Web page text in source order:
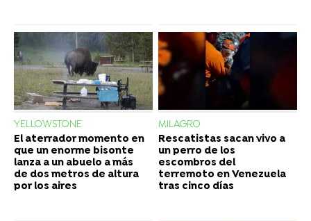
YELLOWSTONE
El aterrador momento en
que un enorme bisonte
lanza a un abuelo a más
de dos metros de altura
por los aires
MILAGRO
Rescatistas sacan vivo a
un perro de los
escombros del
terremoto en Venezuela
tras cinco días